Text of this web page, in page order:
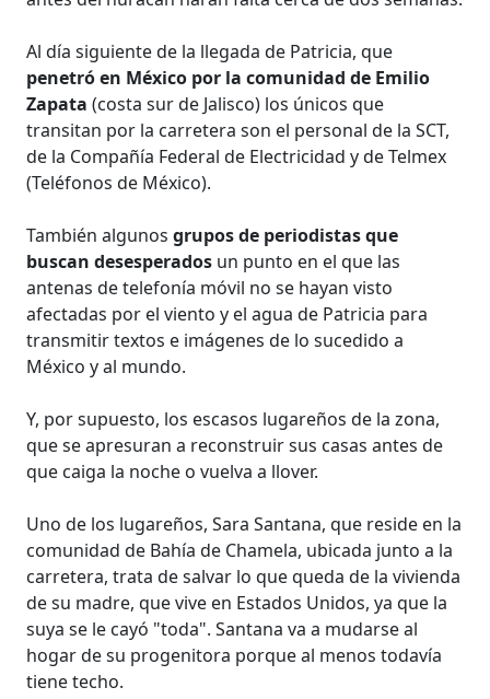
Al día siguiente de la llegada de Patricia, que
penetró en México por la comunidad de Emilio
Zapata (costa sur de Jalisco) los únicos que
transitan por la carretera son el personal de la SCT,
de la Compañía Federal de Electricidad y de Telmex
(Teléfonos de México).
También algunosgrupos de periodistas que
buscan desesperados un punto en el que las
antenas de telefonía móvil no se hayan visto
afectadas por el viento y el agua de Patricia para
transmitir textos e imágenes de lo sucedido a
México y al mundo.
Y, por supuesto, los escasos lugareños de la zona,
que se apresuran a reconstruir sus casas antes de
que caiga la noche o vuelva a llover.
Uno de los lugareños, Sara Santana, que reside en la
comunidad de Bahía de Chamela, ubicada junto a la
carretera, trata de salvar lo que queda de la vivienda
de su madre, que vive en Estados Unidos, ya que la
suya se le cayó "toda". Santana va a mudarse al
hogar de su progenitora porque al menos todavía
tiene techo.